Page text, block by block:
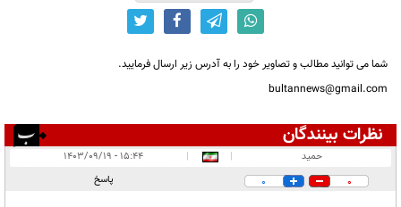
شما می توانید مطالب و تصاویر خود را به آدرس زیر ارسال فرمایید.
bultannews@gmail.com
نظرات بینندگان
در انتظار بررسی:
حمید |
|
۱۵:۴۴ - ۱۴۰۳/۰۹/۱۹
0
0 پاسخ